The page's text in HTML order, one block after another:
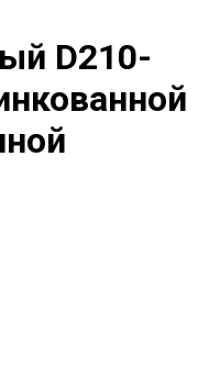
D210-